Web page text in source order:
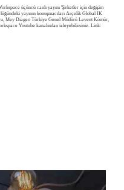
üçüncü canlı yayını 'Şirketler için değişim
yayının konuşmacıları Arçelik Global IK
Mey Diageo Türkiye Genel Müdürü Levent Kömür,
Youtube kanalından izleyebilirsiniz. Link: